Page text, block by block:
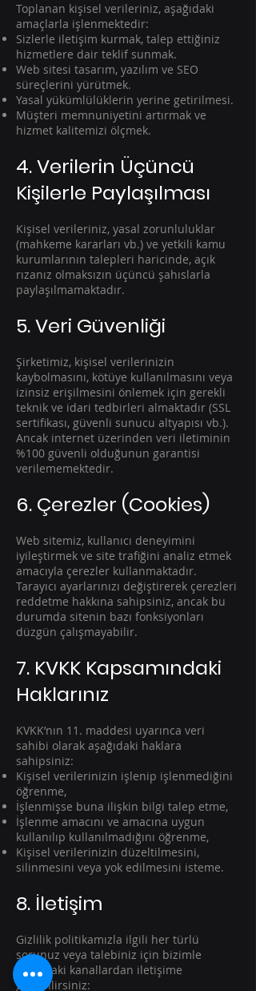
Toplanan kişisel verileriniz, aşağıdaki
amaçlarla işlenmektedir:
Sizlerle iletişim kurmak, talep ettiğiniz
hizmetlere dair teklif sunmak.
Web sitesi tasarım, yazılım ve SEO
süreçlerini yürütmek.
Yasal yükümlülüklerin yerine getirilmesi.
Müşteri memnuniyetini artırmak ve
hizmet kalitemizi ölçmek.
4. Verilerin Üçüncü
Kişilerle Paylaşılması
Kişisel verileriniz, yasal zorunluluklar
(mahkeme kararları vb.) ve yetkili kamu
kurumlarının talepleri haricinde, açık
rızanız olmaksızın üçüncü şahıslarla
paylaşılmamaktadır.
5. Veri Güvenliği
Şirketimiz, kişisel verilerinizin
kaybolmasını, kötüye kullanılmasını veya
izinsiz erişilmesini önlemek için gerekli
teknik ve idari tedbirleri almaktadır (SSL
sertifikası, güvenli sunucu altyapısı vb.).
Ancak internet üzerinden veri iletiminin
%100 güvenli olduğunun garantisi
verilememektedir.
6. Çerezler (Cookies)
Web sitemiz, kullanıcı deneyimini
iyileştirmek ve site trafiğini analiz etmek
amacıyla çerezler kullanmaktadır.
Tarayıcı ayarlarınızı değiştirerek çerezleri
reddetme hakkına sahipsiniz, ancak bu
durumda sitenin bazı fonksiyonları
düzgün çalışmayabilir.
7. KVKK Kapsamındaki
Haklarınız
KVKK’nın 11. maddesi uyarınca veri
sahibi olarak aşağıdaki haklara
sahipsiniz:
Kişisel verilerinizin işlenip işlenmediğini
öğrenme,
İşlenmişse buna ilişkin bilgi talep etme,
İşlenme amacını ve amacına uygun
kullanılıp kullanılmadığını öğrenme,
Kişisel verilerinizin düzeltilmesini,
silinmesini veya yok edilmesini isteme.
8. İletişim
Gizlilik politikamızla ilgili her türlü
sorunuz veya talebiniz için bizimle
aşağıdaki kanallardan iletişime
geçebilirsiniz: